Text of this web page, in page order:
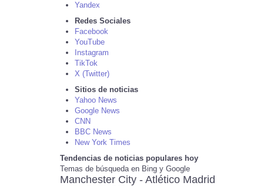
Yandex
Redes Sociales
Facebook
YouTube
Instagram
TikTok
X (Twitter)
Sitios de noticias
Yahoo News
Google News
CNN
BBC News
New York Times
Tendencias de noticias populares hoy
Temas de búsqueda en Bing y Google
Manchester City - Atlético Madrid